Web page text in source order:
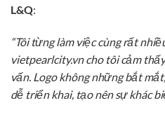
L&Q:
“Tôi từng làm việc cùng rất
vietpearlcity.vn cho tôi cảm
vấn. Logo không những bắt
dễ triển khai, tạo nên sự khác